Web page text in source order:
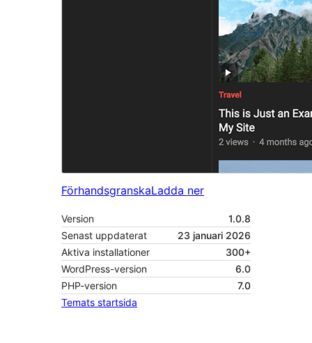
FörhandsgranskaLadda ner
Version
1.0.8
Senast uppdaterat
23 januari 2026
Aktiva installationer
300+
WordPress-version
6.0
PHP-version
7.0
Temats startsida